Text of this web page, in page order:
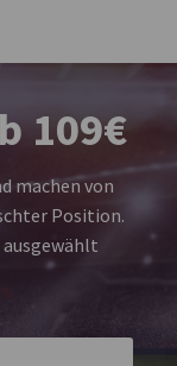
109€
machen von
Position.